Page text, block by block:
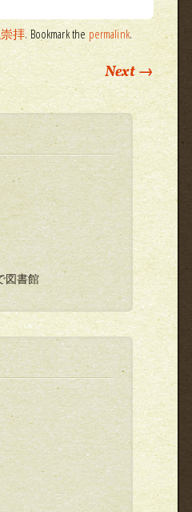
拝. Bookmark the permalink.
Next→
図書館